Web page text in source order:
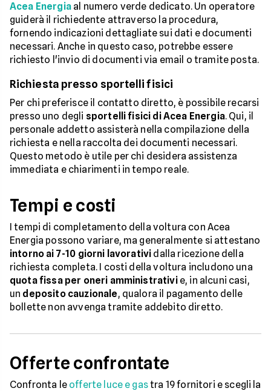
Acea Energiaal numero verde dedicato. Un operatore
guiderà il richiedente attraverso la procedura,
fornendo indicazioni dettagliate sui dati e documenti
necessari. Anche in questo caso, potrebbe essere
richiesto l'invio di documenti via email o tramite posta.
Richiesta presso sportelli fisici
Per chi preferisce il contatto diretto, è possibile recarsi
presso uno degli sportelli fisici di Acea Energia. Qui, il
personale addetto assisterà nella compilazione della
richiesta e nella raccolta dei documenti necessari.
Questo metodo è utile per chi desidera assistenza
immediata e chiarimenti in tempo reale.
Tempi e costi
I tempi di completamento della voltura con Acea
Energia possono variare, ma generalmente si attestano
intorno ai 7-10 giorni lavorativi dalla ricezione della
richiesta completa. I costi della voltura includono una
quota fissa per oneri amministrativie, in alcuni casi,
un deposito cauzionale, qualora il pagamento delle
bollette non avvenga tramite addebito diretto.
Offerte confrontate
Confronta le offerte luce e gastra 19 fornitori e scegli la